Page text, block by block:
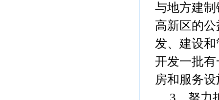
与地方建
高新区的
发、建设
开发一批
房和服务
3、努力